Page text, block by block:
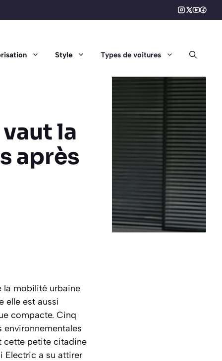
Style Types de voitures
la
après
la mobilité urbaine
elle est aussi
compacte. Cinq
environnementales
cette petite citadine
Electric a su attirer